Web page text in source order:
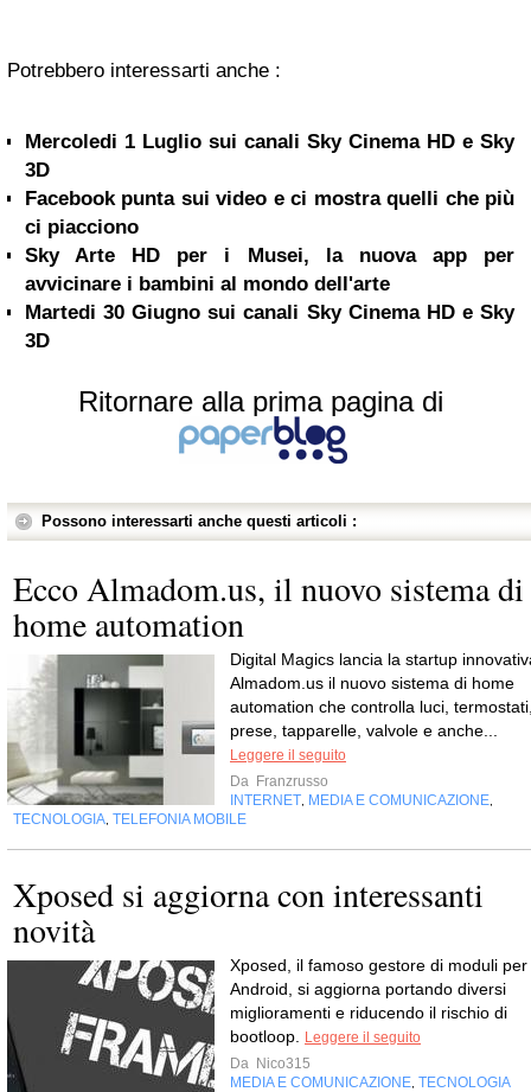
Potrebbero interessarti anche :
Mercoledi 1 Luglio sui canali Sky Cinema HD e Sky
3D
Facebook punta sui video e ci mostra quelli che più
ci piacciono
Sky Arte HD per i Musei, la nuova app per
avvicinare i bambini al mondo dell'arte
Martedi 30 Giugno sui canali Sky Cinema HD e Sky
3D
Ritornare alla prima pagina di
Possono interessarti anche questi articoli :
Ecco Almadom.us, il nuovo sistema di
home automation
Digital Magics lancia la startup
Almadom.us il nuovo sistema di home
automation che controlla luci,
prese, tapparelle, valvole e anche...
Leggere il seguito
Da Franzrusso
INTERNET MEDIA E COMUNICAZIONE
TECNOLOGIA TELEFONIA MOBILE
Xposed si aggiorna con interessanti
novità
Xposed, il famoso gestore di moduli per
Android, si aggiorna portando diversi
miglioramenti e riducendo il rischio di
bootloop.
Leggere il seguito
Da Nico315
MEDIA E COMUNICAZIONE TECNOLOGIA